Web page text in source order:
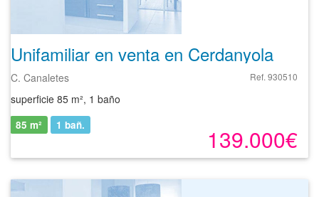
C. Canaletes Ref. 930510
superficie 85 m², 1 baño
139.000€
85 m² 1 bañ.